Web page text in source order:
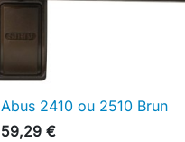
 Aperçu rapide
Abus 2410 ou 2510 Brun
59,29 €